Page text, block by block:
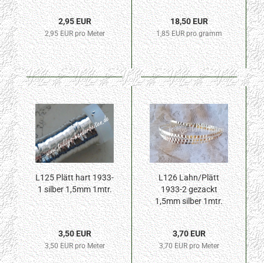
2,95 EUR
2,95 EUR pro Meter
18,50 EUR
1,85 EUR pro gramm
L125 Plätt hart 1933-
1 silber 1,5mm 1mtr.
3,50 EUR
3,50 EUR pro Meter
L126 Lahn/Plätt
1933-2 gezackt
1,5mm silber 1mtr.
3,70 EUR
3,70 EUR pro Meter